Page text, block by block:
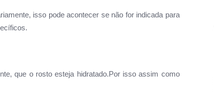
isso pode acontecer se não for indicada para
que o rosto esteja hidratado.Por isso assim como